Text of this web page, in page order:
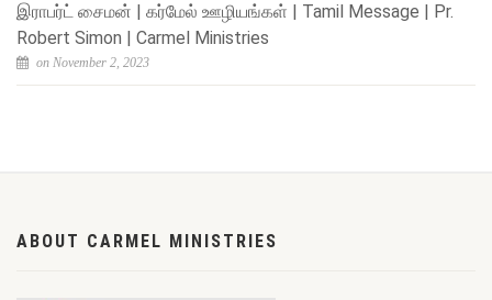
இராபர்ட் சைமன் | கர்மேல் ஊழியங்கள் | Tamil Message | Pr.
Robert Simon | Carmel Ministries
on November 2, 2023
ABOUT CARMEL MINISTRIES